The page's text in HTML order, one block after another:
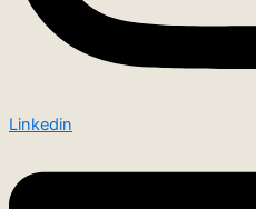
Linkedin